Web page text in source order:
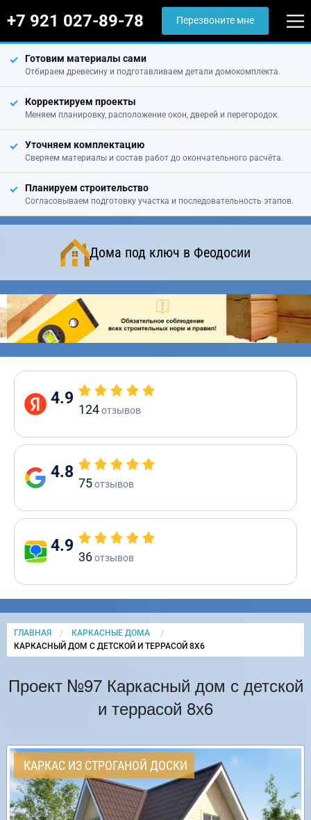
+7 921 027-89-78 Перезвоните мне
Готовим материалы сами
Отбираем древесину и подготавливаем детали домокомплекта.
Корректируем проекты
Меняем планировку, расположение окон, дверей и перегородок.
Уточняем комплектацию
Сверяем материалы и состав работ до окончательного расчёта.
Планируем строительство
Согласовываем подготовку участка и последовательность этапов.
Дома под ключ в Феодосии
4.9
124отзывов
4.8
75отзывов
4.9
36отзывов
ГЛАВНАЯ
КАРКАСНЫЕ ДОМА
CURRENT:
КАРКАСНЫЙ ДОМ С ДЕТСКОЙ И ТЕРРАСОЙ 8Х6
Проект №97 Каркасный дом с детской
и террасой 8х6
КАРКАС ИЗ СТРОГАНОЙ ДОСКИ